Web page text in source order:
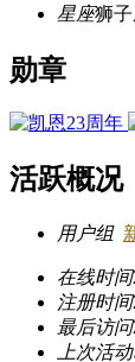
星座狮
勋章
活跃概况
用户组
在线时间
注册时间
最后访问
上次活